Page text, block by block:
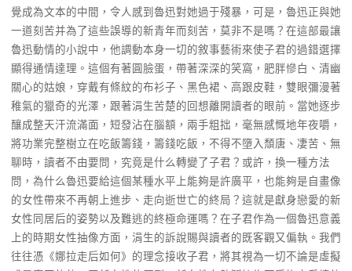
覺成為文本的中間，令人感到魯迅對她過于殘暴，可是，魯迅正與她
一道刻苦并為了這些誤導的新青年而刻苦，莫非不是嗎？在這部最讓
魯迅動情的小說中，他調動本身一切的敘事藝術來使子君的過錯選擇
顯得通情達理。這個有著圓臉蛋，帶著深深的笑窩，肥胖慘白、清幽
關心的姑娘，穿戴有條紋的布衫子、黑色裙、高跟皮鞋，雙眼彌漫著
稚氣的獵奇的光澤，跟著涓生苦楚的回想離開讀者的眼前。當她逐步
釀成整天汗流滿面，短發沾在腦額，兩手粗拙，毫無感慨地年夜嚼，
將功業完整樹立在吃飯籌錢，籌錢吃飯，不得不墮入頹唐、凄苦、無
聊時，讀者不由要問，究竟是什么轉變了子君？或許，換一種方法
問，為什么魯迅要給這個某種水平上能夠是許廣平，也能夠是自畫像
的女性帶來不再朝上進步、走向逝世亡的終局？這就是獻身戀愛的新
女性同居后的姿勢以及難逃的終極命運嗎？在子君作為一個魯迅意義
上的時期女性抽像方面，涓生的訴說賜與讀者的既客觀又偏執。我們
往往憑《娜拉走后如何》的理念接收子君，將其視為一切不論是虛擬